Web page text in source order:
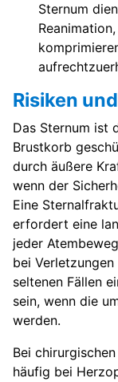
Sternum
Risiken
Das Sternum ist
Brustkorb
durch äußere
wenn der
Eine
erfordert eine
jeder
bei
seltenen Fällen
sein, wenn die
werden.
Bei
häufig bei